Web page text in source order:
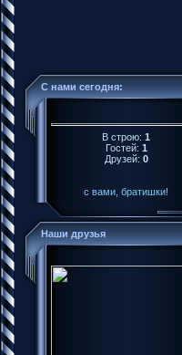
С нами сегодня:
В строю: 1
Гостей: 1
Друзей: 0
с вами, братишки!
Наши друзья